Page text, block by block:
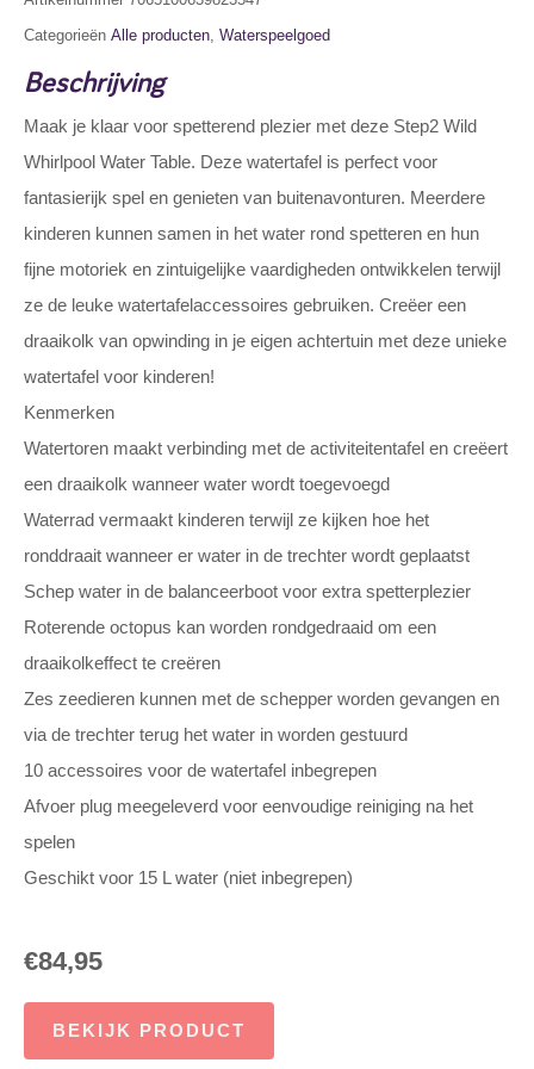
Categorieën Alle producten, Waterspeelgoed
Beschrijving
Maak je klaar voor spetterend plezier met deze Step2 Wild
Whirlpool Water Table. Deze watertafel is perfect voor
fantasierijk spel en genieten van buitenavonturen. Meerdere
kinderen kunnen samen in het water rond spetteren en hun
fijne motoriek en zintuigelijke vaardigheden ontwikkelen terwijl
ze de leuke watertafelaccessoires gebruiken. Creëer een
draaikolk van opwinding in je eigen achtertuin met deze unieke
watertafel voor kinderen!
Kenmerken
Watertoren maakt verbinding met de activiteitentafel en creëert
een draaikolk wanneer water wordt toegevoegd
Waterrad vermaakt kinderen terwijl ze kijken hoe het
ronddraait wanneer er water in de trechter wordt geplaatst
Schep water in de balanceerboot voor extra spetterplezier
Roterende octopus kan worden rondgedraaid om een
draaikolkeffect te creëren
Zes zeedieren kunnen met de schepper worden gevangen en
via de trechter terug het water in worden gestuurd
10 accessoires voor de watertafel inbegrepen
Afvoer plug meegeleverd voor eenvoudige reiniging na het
spelen
Geschikt voor 15 L water (niet inbegrepen)
€84,95
BEKIJK PRODUCT